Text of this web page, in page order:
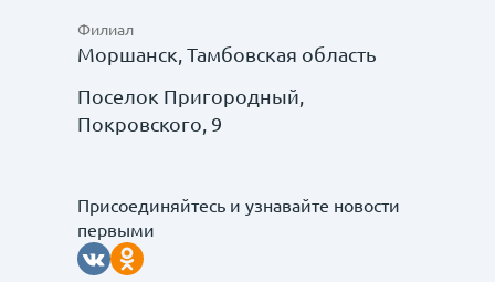
Филиал
Моршанск, Тамбовская область
Поселок Пригородный,
Покровского, 9
Присоединяйтесь и узнавайте новости
первыми